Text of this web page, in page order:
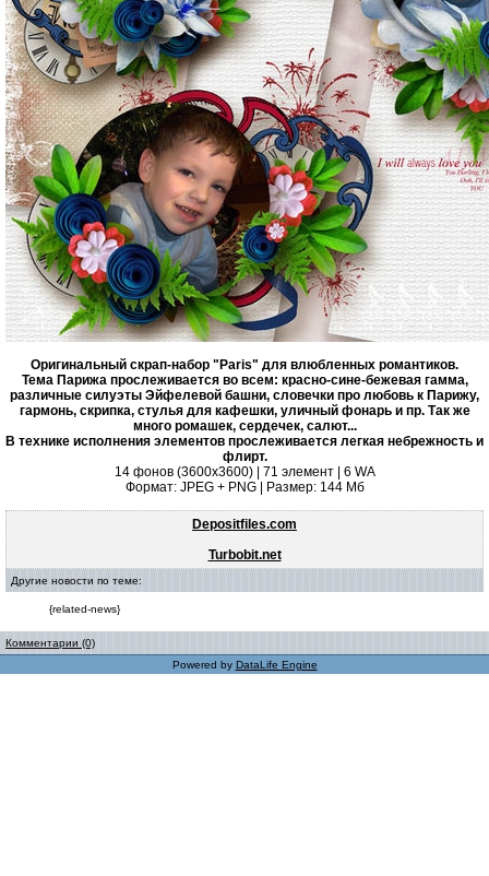
Оригинальный скрап-набор "Paris" для влюбленных романтиков.
Тема Парижа прослеживается во всем: красно-сине-бежевая гамма,
различные силуэты Эйфелевой башни, словечки про любовь к Парижу,
гармонь, скрипка, стулья для кафешки, уличный фонарь и пр. Так же
много ромашек, сердечек, салют...
В технике исполнения элементов прослеживается легкая небрежность и
флирт.
14 фонов (3600х3600) | 71 элемент | 6 WA
Формат: JPEG + PNG | Размер: 144 Mб
Depositfiles.com
Turbobit.net
Другие новости по теме:
{related-news}
Комментарии (0)
Powered by DataLife Engine